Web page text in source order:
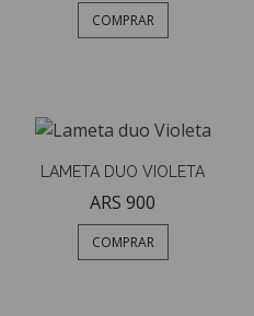
COMPRAR
LAMETA DUO VIOLETA
ARS 900
COMPRAR